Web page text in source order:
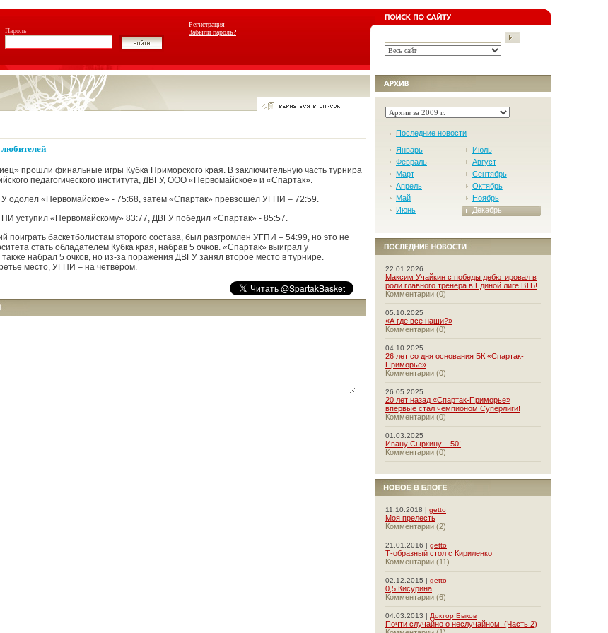
Регистрация
Забыли пароль?
Пароль
прошли финальные игры Кубка Приморского края. В заключительную часть турнира
педагогического института, ДВГУ, ООО «Первомайское» и «Спартак».
одолел «Первомайское» - 75:68, затем «Спартак» превзошёл УГПИ – 72:59.
уступил «Первомайскому» 83:77, ДВГУ победил «Спартак» - 85:57.
поиграть баскетболистам второго состава, был разгромлен УГПИ – 54:99, но это не
стать обладателем Кубка края, набрав 5 очков. «Спартак» выиграл у
набрал 5 очков, но из-за поражения ДВГУ занял второе место в турнире.
место, УГПИ – на четвёром.
Последние новости
Январь
Февраль
Март
Апрель
Май
Июнь
Июль
Август
Сентябрь
Октябрь
Ноябрь
Декабрь
22.01.2026
Максим Учайкин с победы дебютировал в
роли главного тренера в Единой лиге ВТБ!
Комментарии (0)
05.10.2025
«А где все наши?»
Комментарии (0)
04.10.2025
26 лет со дня основания БК «Спартак-
Приморье»
Комментарии (0)
26.05.2025
20 лет назад «Спартак-Приморье»
впервые стал чемпионом Суперлиги!
Комментарии (0)
01.03.2025
Ивану Сыркину – 50!
Комментарии (0)
11.10.2018 | getto
Моя прелесть
Комментарии (2)
21.01.2016 | getto
Т-образный стол с Кириленко
Комментарии (11)
02.12.2015 | getto
0,5 Кисурина
Комментарии (6)
04.03.2013 | Доктор Быков
Почти случайно о неслучайном. (Часть 2)